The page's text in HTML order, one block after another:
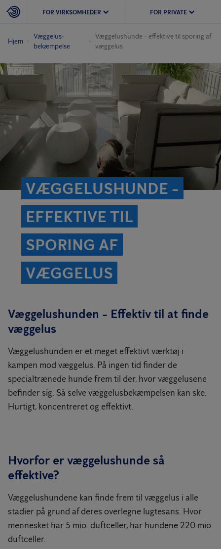
FOR VIRKSOMHEDER FOR PRIVATE
Hjem
Væggelus­
bekæmpelse
Væggelushunde - effektive til sporing af
væggelus
VÆGGELUSHUNDE -
EFFEKTIVE TIL
SPORING AF
VÆGGELUS
Væggelushunden - Effektiv til at finde
væggelus
Væggelushunden er et meget effektivt værktøj i
kampen mod væggelus. På ingen tid finder de
specialtrænede hunde frem til der, hvor væggelusene
befinder sig. Så selve væggelusbekæmpelsen kan ske.
Hurtigt, koncentreret og effektivt.
Hvorfor er væggelushunde så
effektive?
Væggelushundene kan finde frem til væggelus i alle
stadier på grund af deres overlegne lugtesans. Hvor
mennesket har 5 mio. duftceller, har hundene 220 mio.
duftceller.